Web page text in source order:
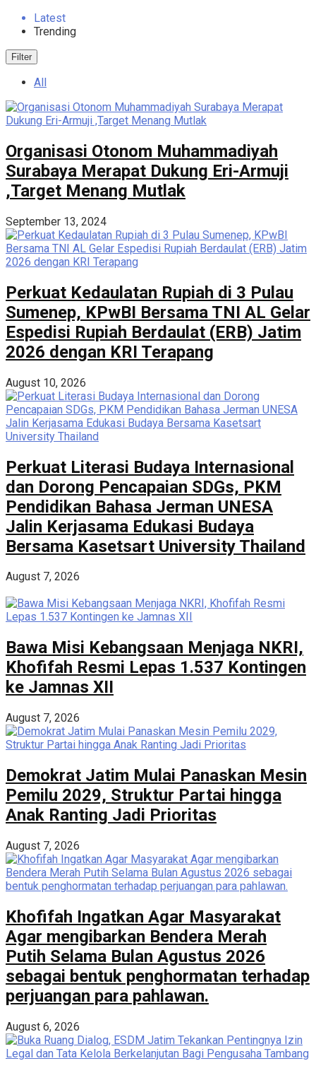
Latest
Trending
Filter
All
Organisasi Otonom Muhammadiyah
Surabaya Merapat Dukung Eri-Armuji
,Target Menang Mutlak
September 13, 2024
Perkuat Kedaulatan Rupiah di 3 Pulau
Sumenep, KPwBI Bersama TNI AL Gelar
Espedisi Rupiah Berdaulat (ERB) Jatim
2026 dengan KRI Terapang
August 10, 2026
Perkuat Literasi Budaya Internasional
dan Dorong Pencapaian SDGs, PKM
Pendidikan Bahasa Jerman UNESA
Jalin Kerjasama Edukasi Budaya
Bersama Kasetsart University Thailand
August 7, 2026
Bawa Misi Kebangsaan Menjaga NKRI,
Khofifah Resmi Lepas 1.537 Kontingen
ke Jamnas XII
August 7, 2026
Demokrat Jatim Mulai Panaskan Mesin
Pemilu 2029, Struktur Partai hingga
Anak Ranting Jadi Prioritas
August 7, 2026
Khofifah Ingatkan Agar Masyarakat
Agar mengibarkan Bendera Merah
Putih Selama Bulan Agustus 2026
sebagai bentuk penghormatan terhadap
perjuangan para pahlawan.
August 6, 2026